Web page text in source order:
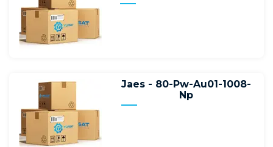
Jaes - 80-Pw-Au01-1008-
Np